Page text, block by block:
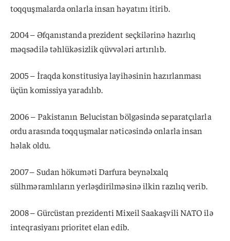
toqquşmalarda onlarla insan həyatını itirib.
2004 – Əfqanıstanda prezident seçkilərinə hazırlıq
məqsədilə təhlükəsizlik qüvvələri artırılıb.
2005 – İraqda konstitusiya layihəsinin hazırlanması
üçün komissiya yaradılıb.
2006 – Pakistanın Belucistan bölgəsində separatçılarla
ordu arasında toqquşmalar nəticəsində onlarla insan
həlak oldu.
2007 – Sudan hökuməti Darfura beynəlxalq
sülhməramlıların yerləşdirilməsinə ilkin razılıq verib.
2008 – Gürcüstan prezidenti Mixeil Saakaşvili NATO ilə
inteqrasiyanı prioritet elan edib.